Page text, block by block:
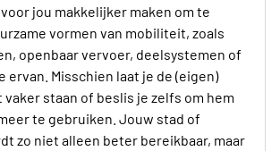
jou makkelijker maken om te
vormen van mobiliteit, zoals
openbaar vervoer, deelsystemen of
ervan. Misschien laat je de (eigen)
vaker staan of beslis je zelfs om hem
te gebruiken. Jouw stad of
zo niet alleen beter bereikbaar, maar